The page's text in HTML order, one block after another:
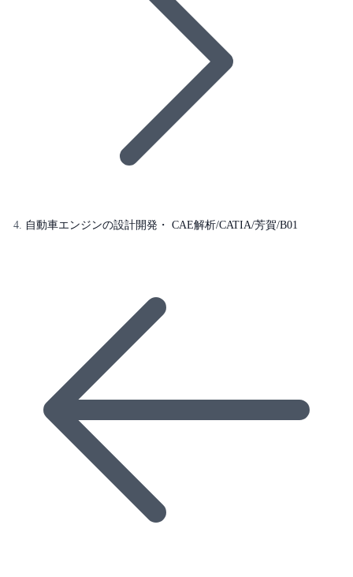
自動車エンジンの設計開発・ CAE解析/CATIA/芳賀/B01